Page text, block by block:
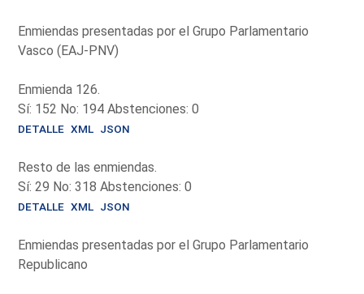
Enmiendas presentadas por el Grupo Parlamentario
Vasco (EAJ-PNV)
Enmienda 126.
Sí: 152 No: 194 Abstenciones: 0
DETALLE XML JSON
Resto de las enmiendas.
Sí: 29 No: 318 Abstenciones: 0
DETALLE XML JSON
Enmiendas presentadas por el Grupo Parlamentario
Republicano